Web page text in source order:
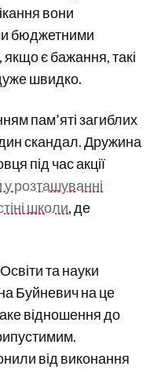
вони
бюджетними
є бажання, такі
швидко.
пам’яті загиблих
скандал. Дружина
під час акції
розташуванні
школи, де
та науки
Буйневич на це
відношення до
від виконання